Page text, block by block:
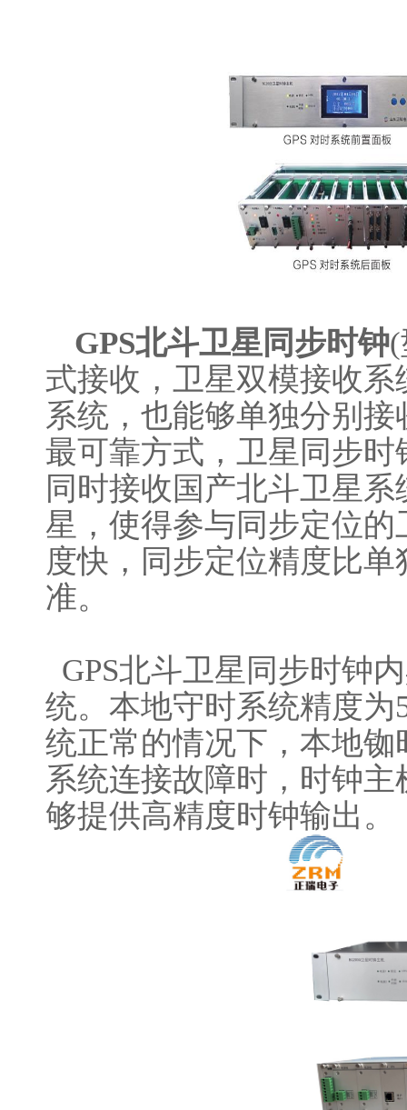
GPS北斗卫星同步时钟
式接收，卫星双模接收系
系统，也能够单独分别
最可靠方式，卫星同步
同时接收国产北斗卫星
星，使得参与同步定位
度快，同步定位精度比
准。
GPS北斗卫星同步时钟
统。本地守时系统精度为
统正常的情况下，本地
系统连接故障时，时钟
够提供高精度时钟输出。